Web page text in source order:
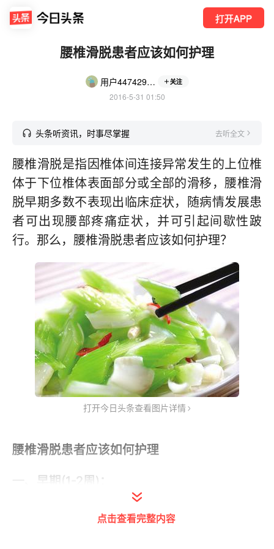
打开APP
腰椎滑脱患者应该如何护理
用户4474296353 关注
2016-5-31 01:50
头条听资讯，时事尽掌握 去听全文
腰椎滑脱是指因椎体间连接异常发生的上位椎
体于下位椎体表面部分或全部的滑移，腰椎滑
脱早期多数不表现出临床症状，随病情发展患
者可出现腰部疼痛症状，并可引起间歇性跛
行。那么，腰椎滑脱患者应该如何护理？
打开今日头条查看图片详情
腰椎滑脱患者应该如何护理
一、早期(1-2周)：
其治疗以活血化瘀，行气消散为主，中医认
点击查看完整内容